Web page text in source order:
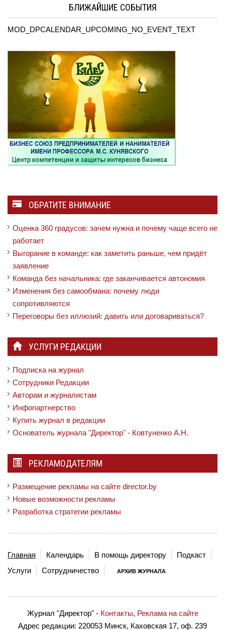
БЛИЖАЙШИЕ СОБЫТИЯ
MOD_DPCALENDAR_UPCOMING_NO_EVENT_TEXT
ОБРАТИТЕ ВНИМАНИЕ
Оценка 360 градусов: зачем нужна и почему чаще всего не
работает
Выгорание в команде: как заметить раньше, чем придёт
заявление
Команда без начальника: где заканчивается автономия
Изменения без самообмана: почему люди
сопротивляются
Переговоры без иллюзий: давить или договариваться?
УСЛУГИ РЕДАКЦИИ
Подписка на журнал
Сотрудники Редакции
Авторам и журналистам
Инфопартнерство
Купить журнал в редакции
Основатель журнала "Директор" - Ковтуненко А.Н.
РЕКЛАМОДАТЕЛЯМ
Размещение рекламы на сайте director.by
Новые возможности рекламы
Разработка стратегии рекламы
Главная Календарь В помощь директору
Подкаст
Услуги
Сотрудничество АРХИВ ЖУРНАЛА
Журнал "Директор"- Контакты, Реклама на сайте
Адрес редакции: 220053 Минск, Каховская 17, оф. 239